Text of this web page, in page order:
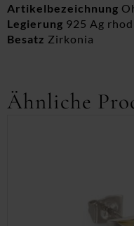
Artikelbezeichnung
Legierung 925 Ag
Besatz Zirkonia
Ähnliche